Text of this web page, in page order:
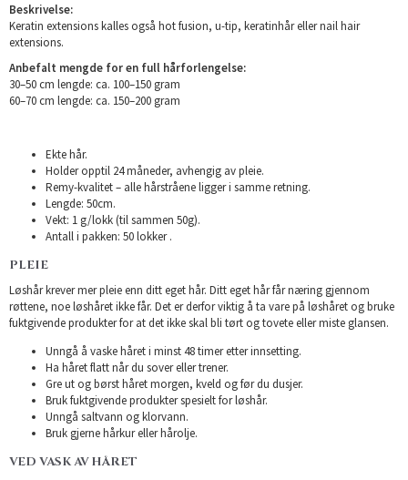
Beskrivelse:
Keratin extensions kalles også hot fusion, u-tip, keratinhår eller nail hair
extensions.
Anbefalt mengde for en full hårforlengelse:
30–50 cm lengde: ca. 100–150 gram
60–70 cm lengde: ca. 150–200 gram
Ekte hår.
Holder opptil 24 måneder, avhengig av pleie.
Remy-kvalitet – alle hårstråene ligger i samme retning.
Lengde: 50cm.
Vekt: 1 g/lokk (til sammen 50g).
Antall i pakken: 50 lokker .
PLEIE
Løshår krever mer pleie enn ditt eget hår. Ditt eget hår får næring gjennom
røttene, noe løshåret ikke får. Det er derfor viktig å ta vare på løshåret og bruke
fuktgivende produkter for at det ikke skal bli tørt og tovete eller miste glansen.
Unngå å vaske håret i minst 48 timer etter innsetting.
Ha håret flatt når du sover eller trener.
Gre ut og børst håret morgen, kveld og før du dusjer.
Bruk fuktgivende produkter spesielt for løshår.
Unngå saltvann og klorvann.
Bruk gjerne hårkur eller hårolje.
VED VASK AV HÅRET